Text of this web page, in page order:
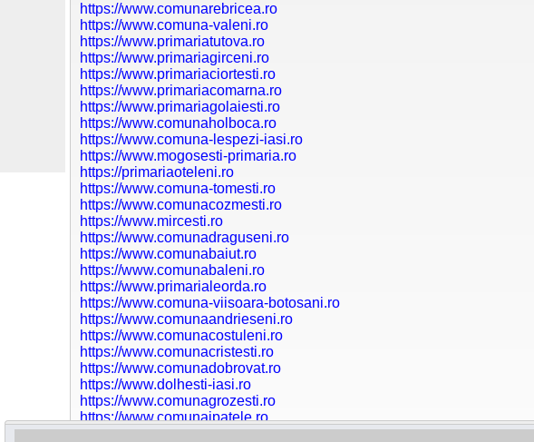
https://www.comunarebricea.ro
https://www.comuna-valeni.ro
https://www.primariatutova.ro
https://www.primariagirceni.ro
https://www.primariaciortesti.ro
https://www.primariacomarna.ro
https://www.primariagolaiesti.ro
https://www.comunaholboca.ro
https://www.comuna-lespezi-iasi.ro
https://www.mogosesti-primaria.ro
https://primariaoteleni.ro
https://www.comuna-tomesti.ro
https://www.comunacozmesti.ro
https://www.mircesti.ro
https://www.comunadraguseni.ro
https://www.comunabaiut.ro
https://www.comunabaleni.ro
https://www.primarialeorda.ro
https://www.comuna-viisoara-botosani.ro
https://www.comunaandrieseni.ro
https://www.comunacostuleni.ro
https://www.comunacristesti.ro
https://www.comunadobrovat.ro
https://www.dolhesti-iasi.ro
https://www.comunagrozesti.ro
https://www.comunaipatele.ro
https://www.comunaosesti.ro